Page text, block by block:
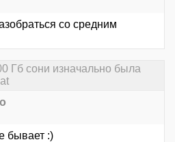
со средним
Гб сони изначально была
бывает :)